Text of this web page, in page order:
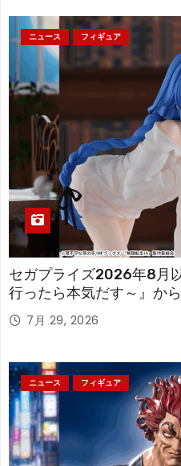
ニュース フィギュア
セガプライズ2026年8月
行ったら本気だす～』か
アが登場！
7月 29, 2026
ニュース フィギュア